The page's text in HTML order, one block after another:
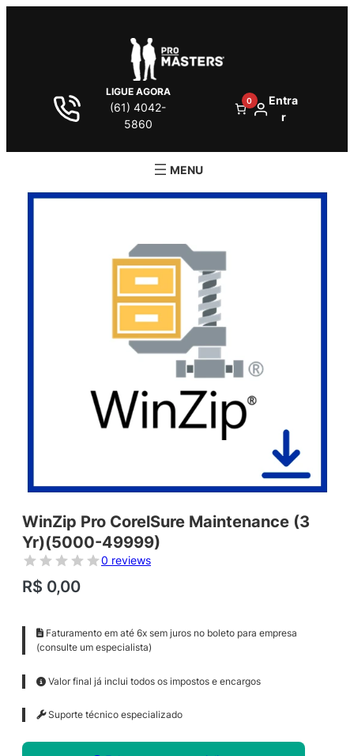
LIGUE AGORA
(61) 4042-
5860
0
Entra
r
WinZip Pro CorelSure Maintenance (3
Yr)(5000-49999)
0 reviews
R$ 0,00
Faturamento em até 6x sem juros no boleto para empresa
(consulte um especialista)
Valor final já inclui todos os impostos e encargos
Suporte técnico especializado